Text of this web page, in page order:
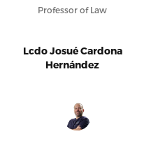
Professor of Law
Lcdo Josué Cardona
Hernández